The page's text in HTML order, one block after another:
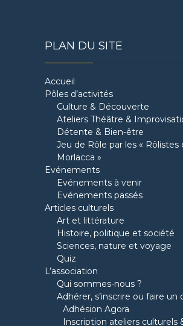
PLAN DU SITE
Accueil
Pôles d’activités
Culture & Découverte
Ateliers Théâtre &
Détente & Bien-être
Jeu de Rôle par les « Rôlistes
Morlacca »
Evénements
Evénements à venir
Evénements passés
Articles culturels
Art et littérature
Histoire, politique et société
Sciences, nature et voyage
Quiz
L’association
Qui sommes-nous ?
Adhérer, s’inscrire ou faire un
Adhésion Agora
Inscription ateliers culturels